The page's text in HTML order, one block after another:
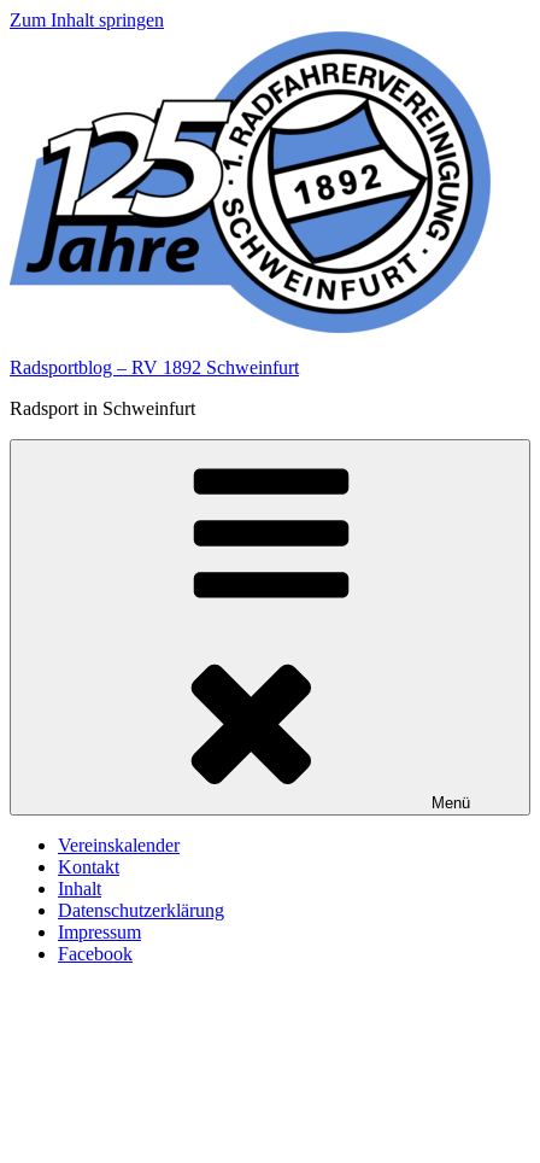
Zum Inhalt springen
Radsportblog – RV 1892 Schweinfurt
Radsport in Schweinfurt
Menü
Vereinskalender
Kontakt
Inhalt
Datenschutzerklärung
Impressum
Facebook